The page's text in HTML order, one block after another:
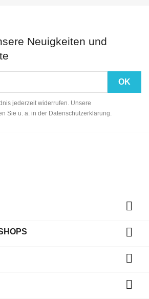
Neuigkeiten und
jederzeit widerrufen. Unsere
Sie u. a. in der Datenschutzerklärung.



